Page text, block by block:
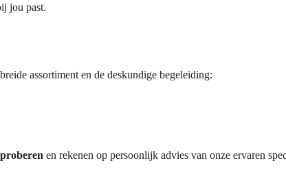
jou past.
assortiment en de deskundige begeleiding:
en rekenen op persoonlijk advies van onze ervaren